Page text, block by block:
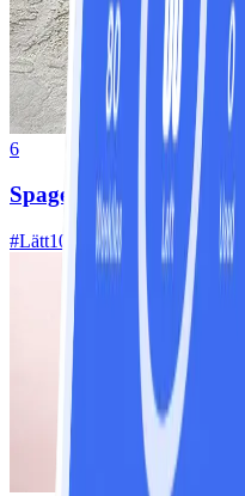
6
Spagetti med köttfärssås
#Lätt10 MIN